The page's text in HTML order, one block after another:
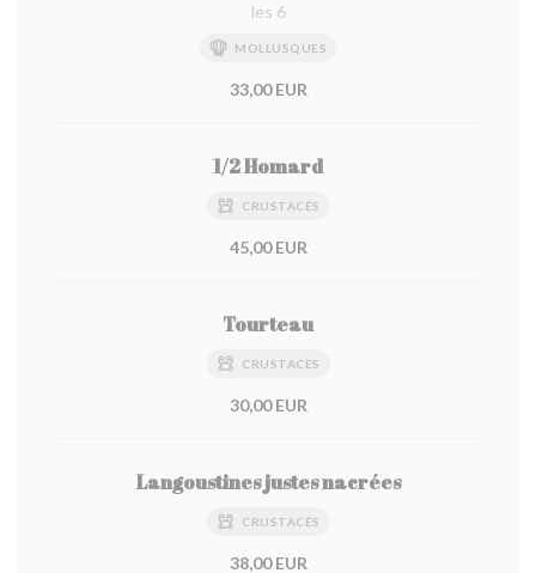
les 6
MOLLUSQUES
33,00 EUR
1/2 Homard
CRUSTACÉS
45,00 EUR
Tourteau
CRUSTACÉS
30,00 EUR
Langoustines justes nacrées
CRUSTACÉS
38,00 EUR